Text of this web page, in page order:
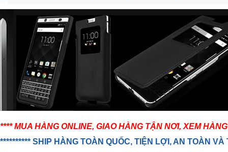
**** MUA HÀNG ONLINE, GIAO HÀNG TẬN NƠI, XEM
********** SHIP HÀNG TOÀN QUỐC, TIỆN LỢI, AN TOÀN VÀ